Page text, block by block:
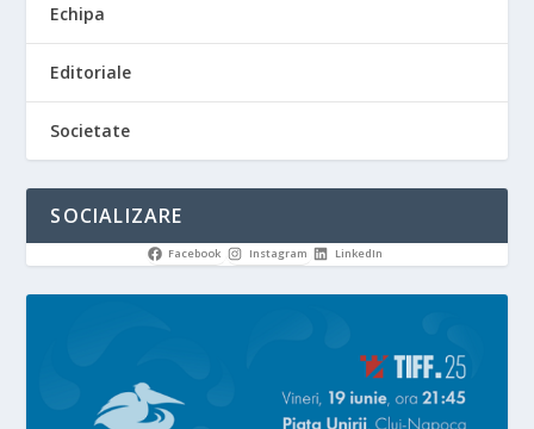
Echipa
Editoriale
Societate
SOCIALIZARE
Facebook Instagram LinkedIn